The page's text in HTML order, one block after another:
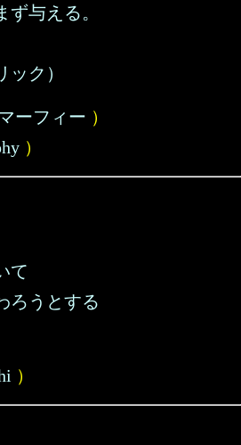
与える。
ック）
ーフィー ）
）
て
ろうとする
）